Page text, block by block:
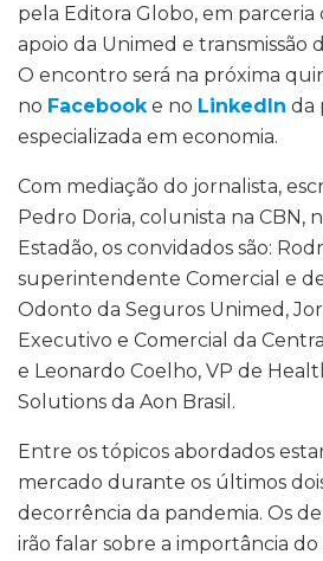
pela Editora Globo, em parceria
apoio da Unimed e transmissão
O encontro será na próxima
no Facebooke no LinkedIn da
especializada em economia.
Com mediação do jornalista,
Pedro Doria, colunista na CBN,
Estadão, os convidados são:
superintendente Comercial e
Odonto da Seguros Unimed,
Executivo e Comercial da
e Leonardo Coelho, VP de
Solutions da Aon Brasil.
Entre os tópicos abordados
mercado durante os últimos
decorrência da pandemia. Os
irão falar sobre a importância